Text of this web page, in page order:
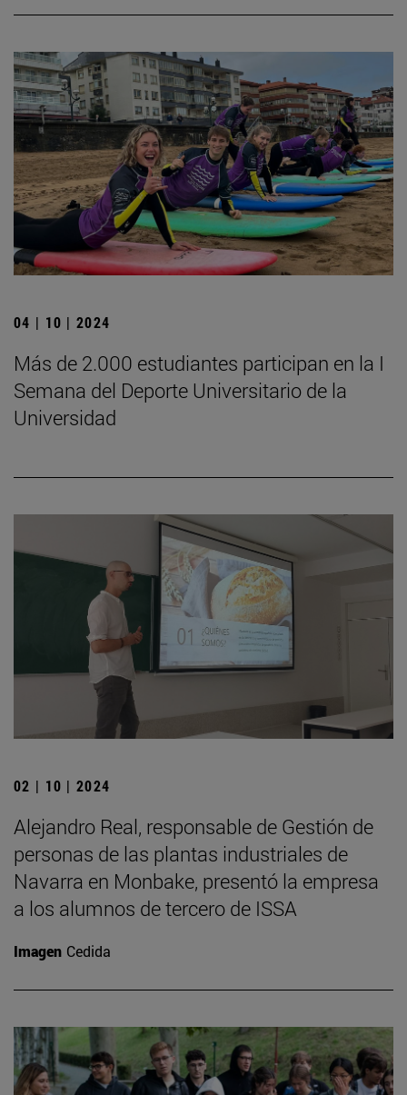
04 | 10 | 2024
Más de 2.000 estudiantes participan en la I
Semana del Deporte Universitario de la
Universidad
02 | 10 | 2024
Alejandro Real, responsable de Gestión de
personas de las plantas industriales de
Navarra en Monbake, presentó la empresa
a los alumnos de tercero de ISSA
Imagen Cedida